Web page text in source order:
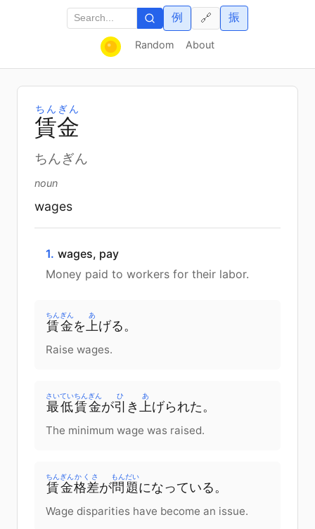
Random About
例 振
🔗
賃金
ちんぎん
ちんぎん
noun
wages
1. wages, pay
Money paid to workers for their labor.
賃金
ちんぎん
を 上
あ
げる 。
Raise wages.
最低
さいてい
賃金
ちんぎん
が引
ひ
き 上
あ
げられた 。
The minimum wage was raised.
賃金
ちんぎん
格差
かくさ
が問題
もんだい
になっている 。
Wage disparities have become an issue.